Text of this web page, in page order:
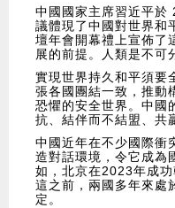
中國國家主席習近平
議體現了中國對世界和
壇年會開幕禮上宣佈了
展的前提。人類是不可
實現世界持久和平須要
張各國團結一致，推動
恐懼的安全世界。中國
抗、結伴而不結盟、共
中國近年在不少國際衝
造對話環境，令它成為
如，北京在2023年成
這之前，兩國多年來處
定。